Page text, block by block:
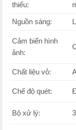
thiểu:
Nguồn sáng:
Cảm biến hình
ảnh:
Chất liệu vỏ:
Chế độ quét:
Bộ xử lý: